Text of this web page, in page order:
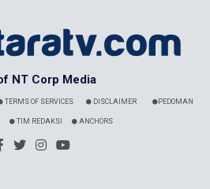
NT Corp Media
TERMS OF SERVICES DISCLAIMER PEDOMAN
TIM REDAKSI ANCHORS